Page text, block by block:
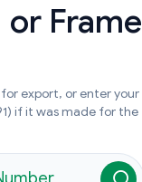
or Frame
export, or enter your
if it was made for the